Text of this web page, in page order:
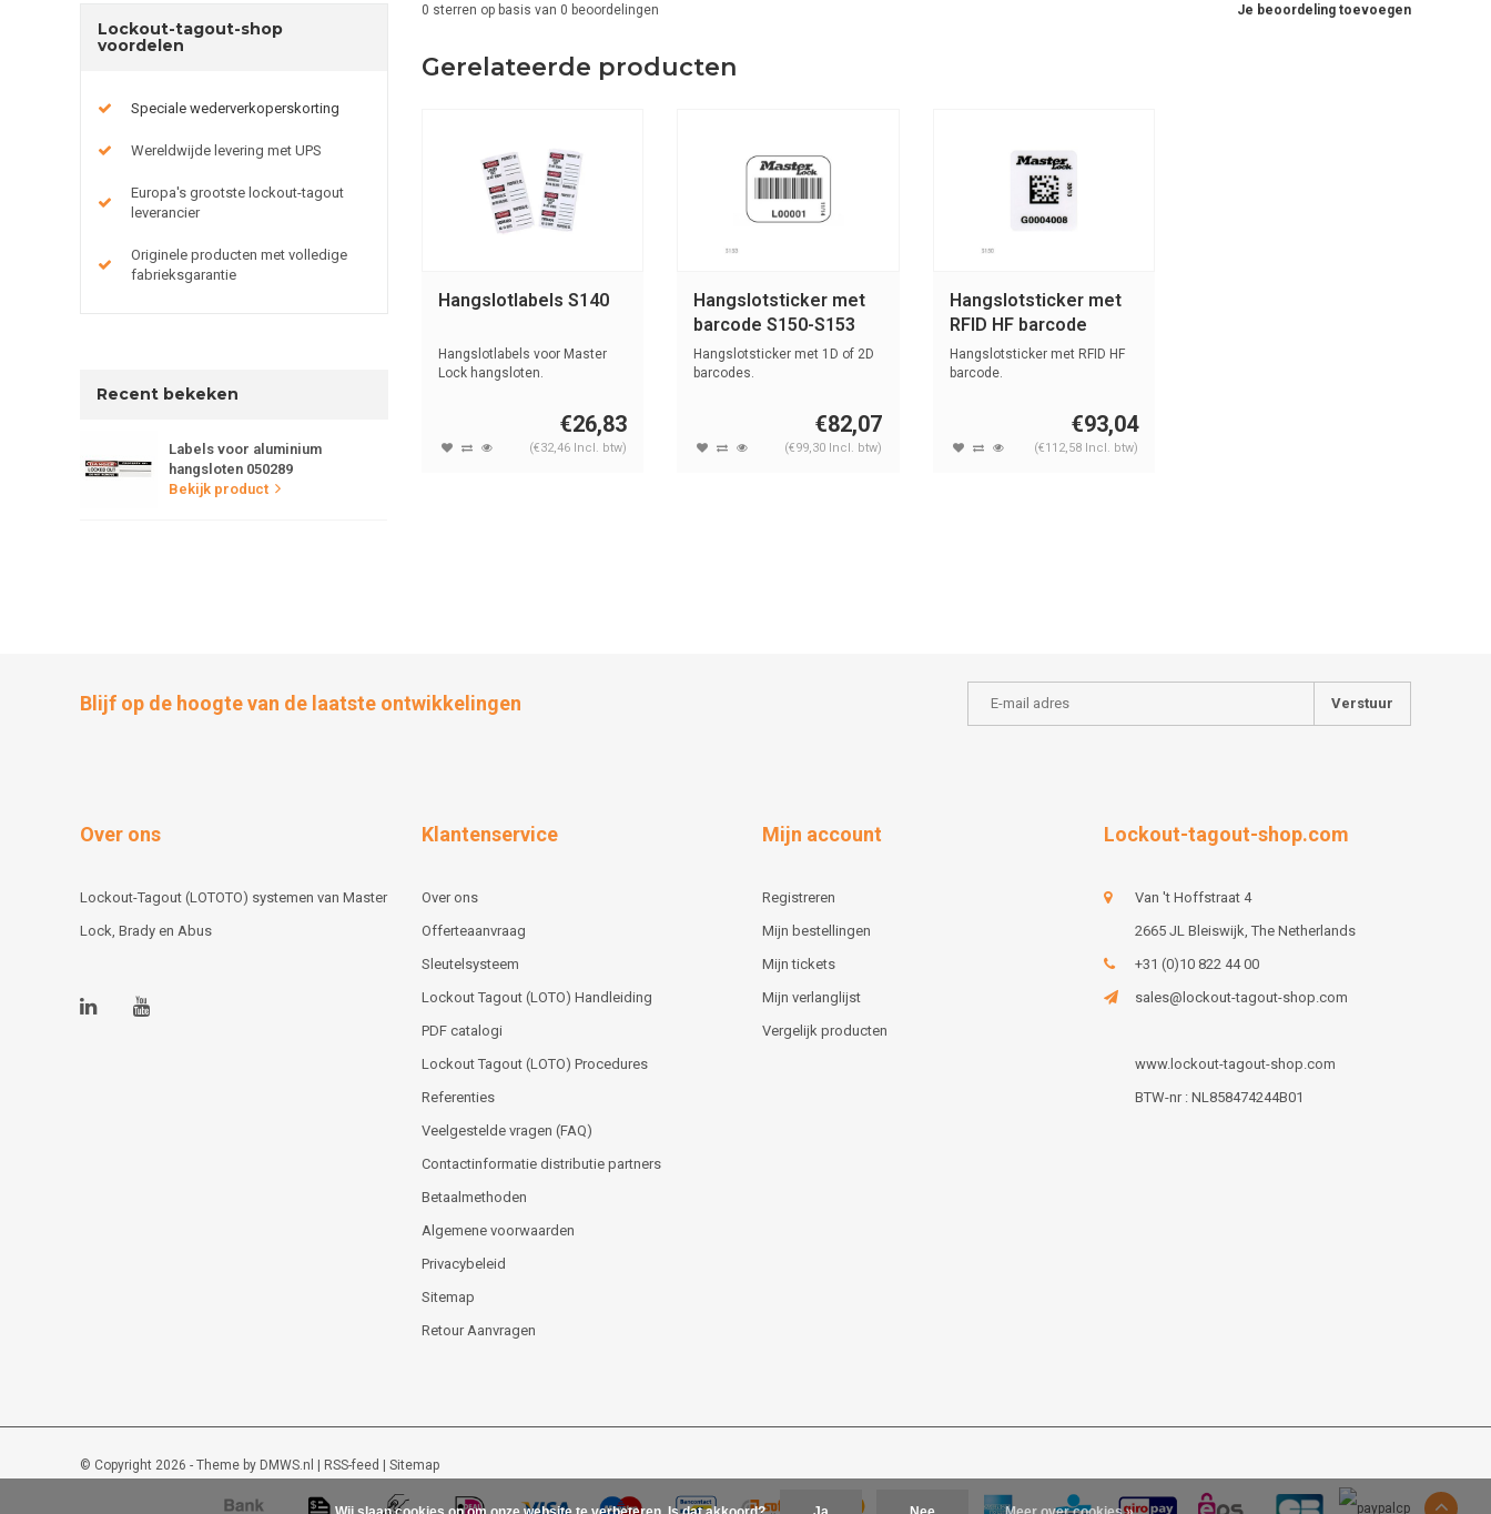
Lockout-tagout-shop
voordelen
Speciale wederverkoperskorting
Wereldwijde levering met UPS
Europa's grootste lockout-tagout
leverancier
Originele producten met volledige
fabrieksgarantie
Recent bekeken
Labels voor aluminium
hangsloten 050289
Bekijk product
Je beoordeling toevoegen
0 sterren op basis van 0 beoordelingen
Gerelateerde producten
Hangslotlabels S140
Hangslotlabels voor Master
Lock hangsloten.
€26,83
(€32,46 Incl. btw)
Hangslotsticker met
barcode S150-S153
Hangslotsticker met 1D of 2D
barcodes.
€82,07
(€99,30 Incl. btw)
Hangslotsticker met
RFID HF barcode
S151-S152
Hangslotsticker met RFID HF
barcode.
€93,04
(€112,58 Incl. btw)
Blijf op de hoogte van de laatste ontwikkelingen Verstuur
Over ons
Lockout-Tagout (LOTOTO) systemen van Master
Lock, Brady en Abus
Klantenservice
Over ons
Offerteaanvraag
Sleutelsysteem
Lockout Tagout (LOTO) Handleiding
PDF catalogi
Lockout Tagout (LOTO) Procedures
Referenties
Veelgestelde vragen (FAQ)
Contactinformatie distributie partners
Betaalmethoden
Algemene voorwaarden
Privacybeleid
Sitemap
Retour Aanvragen
Mijn account
Registreren
Mijn bestellingen
Mijn tickets
Mijn verlanglijst
Vergelijk producten
Lockout-tagout-shop.com
Van 't Hoffstraat 4
2665 JL Bleiswijk, The Netherlands
+31 (0)10 822 44 00
sales@lockout-tagout-shop.com
www.lockout-tagout-shop.com
BTW-nr : NL858474244B01
© Copyright 2026 - Theme by DMWS.nl | RSS-feed | Sitemap